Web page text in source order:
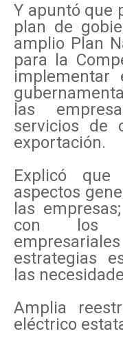
Y apuntó que
plan de
amplio Plan
para la
implementar
las
servicios de
exportación.
Explicó que
aspectos
las
con los
estrategias
las
Amplia
eléctrico